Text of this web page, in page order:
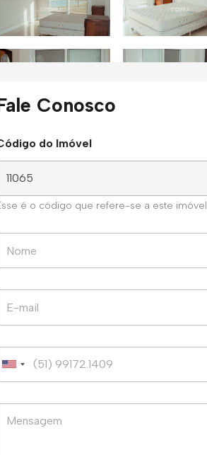
Conosco
do Imóvel
é o código que refere-se a este imóvel